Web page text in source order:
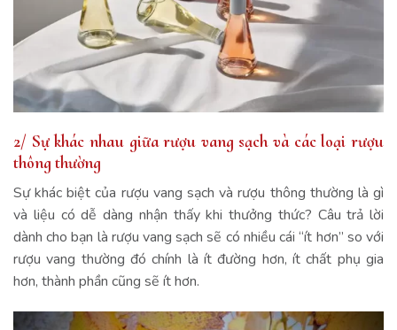
2/ Sự khác nhau giữa rượu vang sạch và các loại rượu
thông thường
Sự khác biệt của rượu vang sạch và rượu thông thường là gì
và liệu có dễ dàng nhận thấy khi thưởng thức? Câu trả lời
dành cho bạn là rượu vang sạch sẽ có nhiều cái “ít hơn” so với
rượu vang thường đó chính là ít đường hơn, ít chất phụ gia
hơn, thành phần cũng sẽ ít hơn.